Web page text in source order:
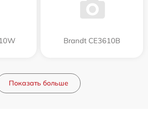
Brandt CE3610B
Показать больше